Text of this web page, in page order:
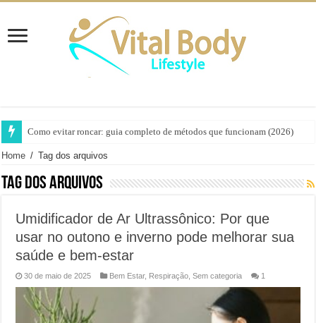
Como evitar roncar: guia completo de métodos que funcionam (2026)
Home / Tag dos arquivos
Tag dos arquivos
Umidificador de Ar Ultrassônico: Por que
usar no outono e inverno pode melhorar sua
saúde e bem-estar
30 de maio de 2025 Bem Estar, Respiração ,Sem categoria 1